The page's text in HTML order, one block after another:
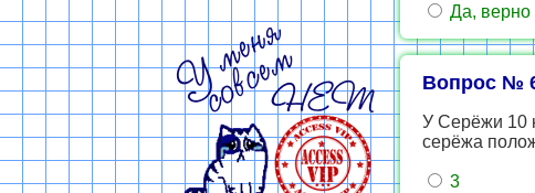
Да, верно
Вопрос №
У Серёжи 10
серёжа
3